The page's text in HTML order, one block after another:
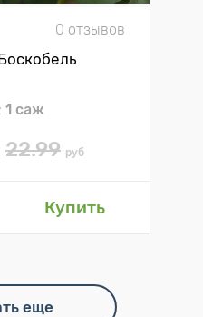
0 отзывов
1 саж
22.99 руб
Купить
еще